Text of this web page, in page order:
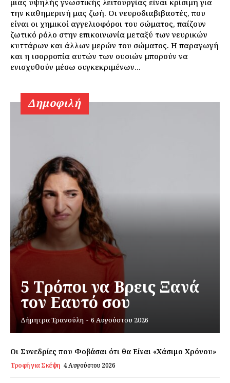
Εγγραφείτε τώρα!
Daily Food
Σχετικά με εμάς
Ο λογαριασμός μου
Επικοινωνία
την καθημερινή μας ζωή. Οι νευροδιαβιβαστές, που
είναι οι χημικοί αγγελιοφόροι του σώματος, παίζουν
ζωτικό ρόλο στην επικοινωνία μεταξύ των νευρικών
κυττάρων και άλλων μερών του σώματος. Η παραγωγή
και η ισορροπία αυτών των ουσιών μπορούν να
ενισχυθούν μέσω συγκεκριμένων...
Δημοφιλή
5 Τρόποι να Βρεις Ξανά
τον Εαυτό σου
Δήμητρα Τρανούλη - 6 Αυγούστου 2026
Οι Συνεδρίες που Φοβάσαι ότι θα Είναι «Χάσιμο Χρόνου»
Τροφή για Σκέψη 4 Αυγούστου 2026